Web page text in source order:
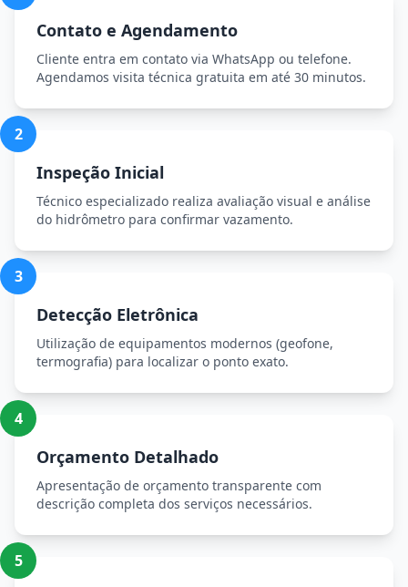
Contato e Agendamento
Cliente entra em contato via WhatsApp ou telefone.
Agendamos visita técnica gratuita em até 30 minutos.
2
Inspeção Inicial
Técnico especializado realiza avaliação visual e análise
do hidrômetro para confirmar vazamento.
3
Detecção Eletrônica
Utilização de equipamentos modernos (geofone,
termografia) para localizar o ponto exato.
4
Orçamento Detalhado
Apresentação de orçamento transparente com
descrição completa dos serviços necessários.
5